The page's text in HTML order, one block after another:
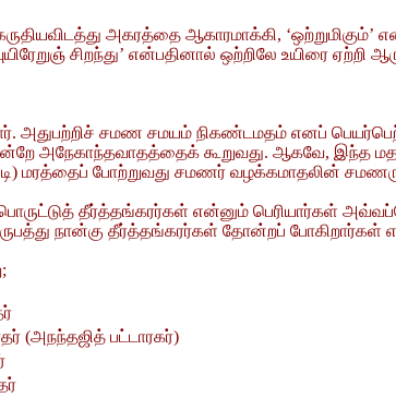
அகரத்தை ஆகாரமாக்கி, ‘ஒற்றுமிகும்’
சிறந்து’ என்பதினால் ஒற்றிலே உயிரை ஏற்றி
அதுபற்றிச் சமண சமயம் நிகண்டமதம் எனப்
கூறுவது. ஆகவே, இந்த
போற்றுவது சமணர் வழக்கமாதலின்
தீர்த்தங்கரர்கள் என்னும் பெரியார்கள்
நான்கு தீர்த்தங்கரர்கள் தோன்றப்
(அநந்தஜித் பட்டாரகர்)